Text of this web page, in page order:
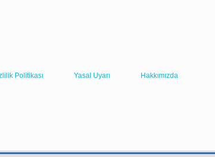
Politikası Yasal Uyarı Hakkımızda